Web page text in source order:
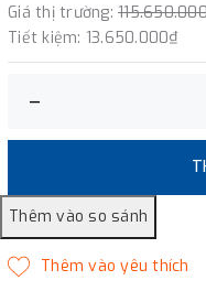
Giá thị trường:
Tiết kiệm: 13.650.000₫
–